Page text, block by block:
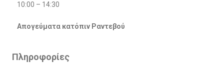
10:00 – 14:30
Απογεύματα κατόπιν Ραντεβού
Πληροφορίες